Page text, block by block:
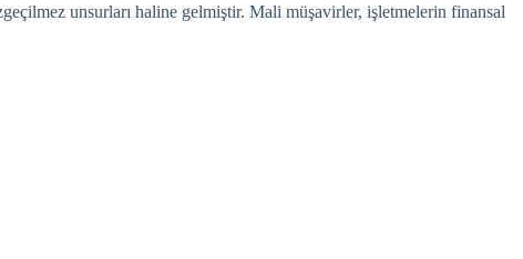
unsurları haline gelmiştir. Mali müşavirler, işletmelerin finansal